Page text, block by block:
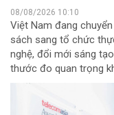
08/08/2026 10:10
Việt Nam đang
sách sang tổ chức
nghệ, đổi mới sáng
thước đo quan trọng